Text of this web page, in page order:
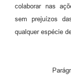
colaborar nas
sem prejuízos
qualquer espécie
Parágrafo